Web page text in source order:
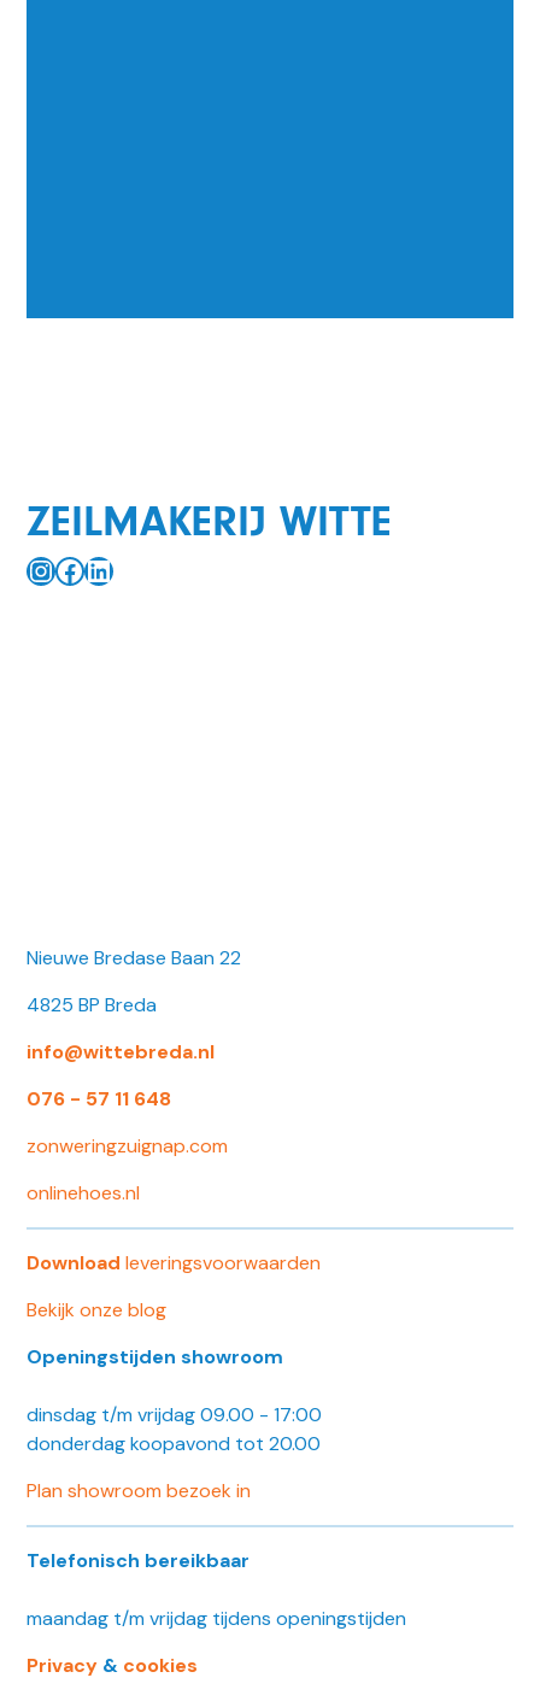
ZEILMAKERIJ WITTE
InstagramFacebook LinkedIn
Nieuwe Bredase Baan 22
4825 BP Breda
info@wittebreda.nl
076 - 57 11 648
zonweringzuignap.com
onlinehoes.nl
Downloadleveringsvoorwaarden
Bekijk onze blog
Openingstijden showroom
dinsdag t/m vrijdag 09.00 - 17:00
donderdag koopavond tot 20.00
Plan showroom bezoek in
Telefonisch bereikbaar
maandag t/m vrijdag tijdens openingstijden
Privacy & cookies